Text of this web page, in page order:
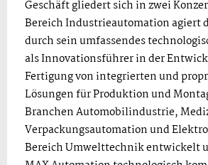
Geschäft gliedert sich in zwei
Bereich Industrieautomation agiert
durch sein umfassendes
als Innovationsführer in der
Fertigung von integrierten und
Lösungen für Produktion und
Branchen Automobilindustrie,
Verpackungsautomation und
Bereich Umwelttechnik entwickelt